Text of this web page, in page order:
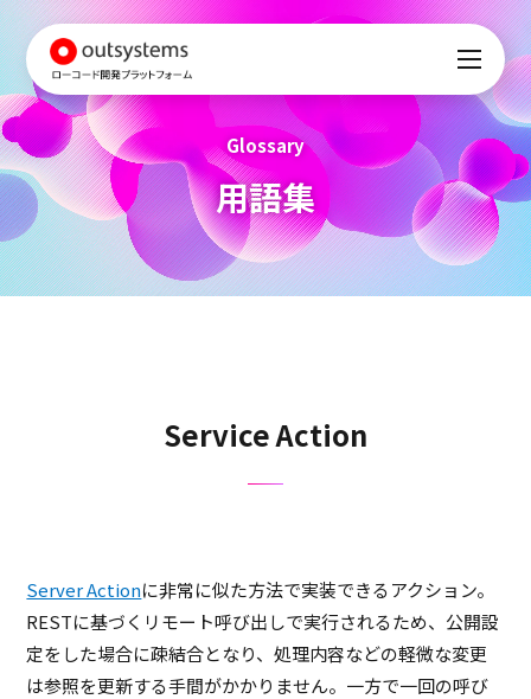
Glossary
用語集
Service Action
Server Actionに非常に似た方法で実装できるアクション。
RESTに基づくリモート呼び出しで実行されるため、公開設
定をした場合に疎結合となり、処理内容などの軽微な変更
は参照を更新する手間がかかりません。一方で一回の呼び